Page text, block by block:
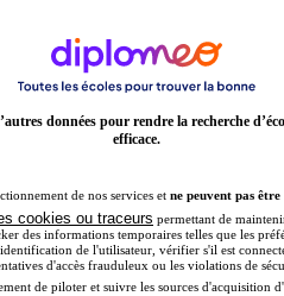
par alternance
données pour rendre la recherche
efficace.
de nos services et ne peuvent pas être
cookies ou traceurs permettant de
des informations temporaires telles que les
de l'utilisateur, vérifier s'il est
d'accès frauduleux ou les violations de
de piloter et suivre les sources d'acquisition